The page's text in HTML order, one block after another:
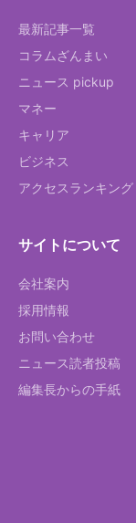
最新記事一覧
コラムざんまい
ニュース pickup
マネー
キャリア
ビジネス
アクセスランキング
サイトについて
会社案内
採用情報
お問い合わせ
ニュース読者投稿
編集長からの手紙